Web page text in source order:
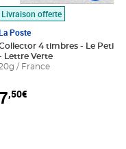
au panier
Livraison offerte
Poste
4 timbres - Le Petit
Lettre Verte
/ France
,50€